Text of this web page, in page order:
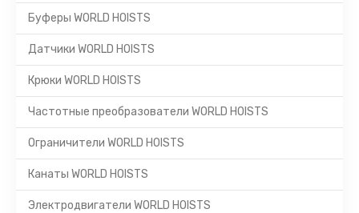
Буферы WORLD HOISTS
Датчики WORLD HOISTS
Крюки WORLD HOISTS
Частотные преобразователи WORLD HOISTS
Ограничители WORLD HOISTS
Канаты WORLD HOISTS
Электродвигатели WORLD HOISTS